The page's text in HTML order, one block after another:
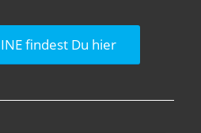
findest Du hier